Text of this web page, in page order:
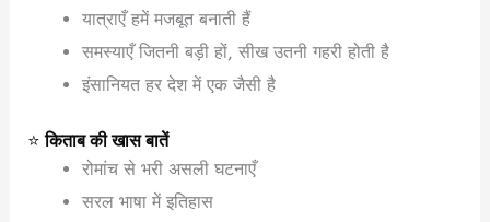
यात्राएँ हमें मजबूत बनाती हैं
समस्याएँ जितनी बड़ी हों, सीख उतनी गहरी होती है
इंसानियत हर देश में एक जैसी है
⭐किताब की खास बातें
रोमांच से भरी असली घटनाएँ
सरल भाषा में इतिहास